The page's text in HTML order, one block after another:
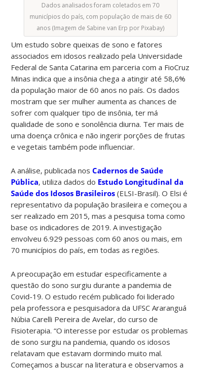
Dados analisados foram coletados em 70
municípios do país, com população de mais de 60
anos (Imagem de Sabine van Erp por Pixabay)
Um estudo sobre queixas de sono e fatores
associados em idosos realizado pela Universidade
Federal de Santa Catarina em parceria com a FioCruz
Minas indica que a insônia chega a atingir até 58,6%
da população maior de 60 anos no país. Os dados
mostram que ser mulher aumenta as chances de
sofrer com qualquer tipo de insônia, ter má
qualidade de sono e sonolência diurna. Ter mais de
uma doença crônica e não ingerir porções de frutas
e vegetais também pode influenciar.
A análise, publicada nosCadernos de Saúde
Pública, utiliza dados do Estudo Longitudinal da
Saúde dos Idosos Brasileiros (ELSI-Brasil). O Elsi é
representativo da população brasileira e começou a
ser realizado em 2015, mas a pesquisa toma como
base os indicadores de 2019. A investigação
envolveu 6.929 pessoas com 60 anos ou mais, em
70 municípios do país, em todas as regiões.
A preocupação em estudar especificamente a
questão do sono surgiu durante a pandemia de
Covid-19. O estudo recém publicado foi liderado
pela professora e pesquisadora da UFSC Araranguá
Núbia Carelli Pereira de Avelar, do curso de
Fisioterapia. “O interesse por estudar os problemas
de sono surgiu na pandemia, quando os idosos
relatavam que estavam dormindo muito mal.
Começamos a buscar na literatura e observamos a